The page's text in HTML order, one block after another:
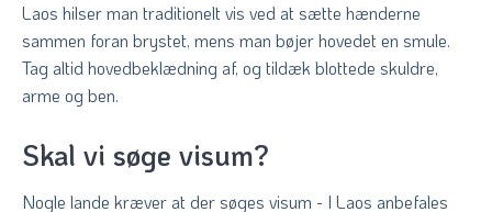
Laos hilser man traditionelt vis ved at sætte hænderne
sammen foran brystet, mens man bøjer hovedet en smule.
Tag altid hovedbeklædning af, og tildæk blottede skuldre,
arme og ben.
Skal vi søge visum?
Nogle lande kræver at der søges visum - I Laos anbefales